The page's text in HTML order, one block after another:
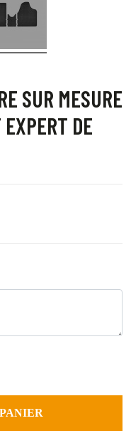
SUR MESURE
EXPERT DE